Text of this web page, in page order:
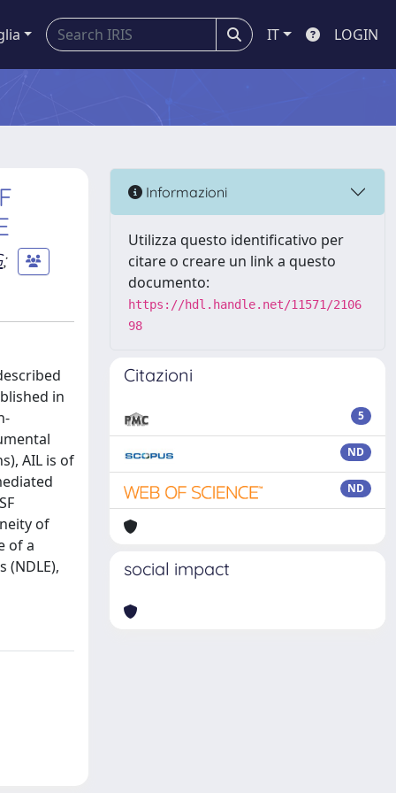
IT LOGIN
;
in
AIL is of
of
of a
Informazioni
Utilizza questo identificativo per
citare o creare un link a questo
documento:
https://hdl.handle.net/11571/2106
98
Citazioni
5
ND
ND
social impact